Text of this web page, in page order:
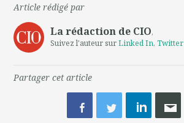
Article rédigé par
La rédaction de CIO,
Suivez l'auteur surLinked In,Twitter
Partager cet article